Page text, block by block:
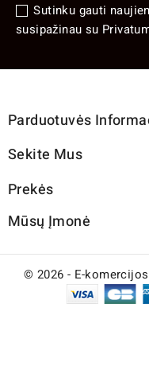
Sutinku gauti
susipažinau su
Parduotuvės
Sekite Mus
Prekės
Mūsų Įmonė
© 2026 - E-